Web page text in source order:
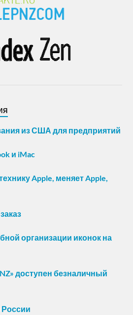
из США для предприятий
и iMac
Apple, меняет Apple,
организации иконок на
доступен безналичный
России